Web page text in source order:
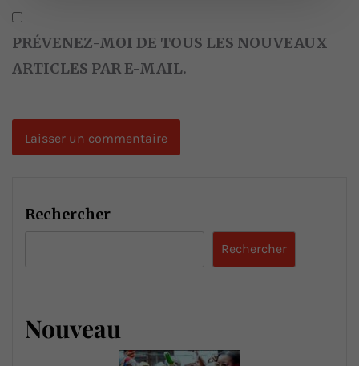
PRÉVENEZ-MOI DE TOUS LES NOUVEAUX
ARTICLES PAR E-MAIL.
Rechercher
Rechercher
Nouveau